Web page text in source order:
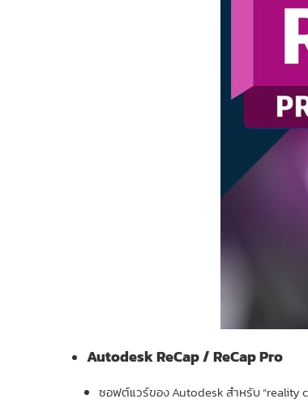
Autodesk ReCap / ReCap Pro
ซอฟต์แวร์ของ Autodesk สำหรับ